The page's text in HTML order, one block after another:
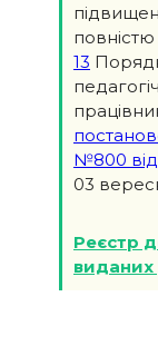
13
№800 від
03
Реєстр
виданих